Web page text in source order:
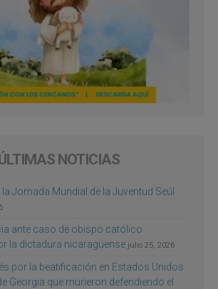
NOTICIAS
Jornada Mundial de la Juventud Seúl
ante caso de obispo católico
la dictadura nicaragüense julio 25, 2026
por la beatificación en Estados Unidos
Georgia que murieron defendiendo el